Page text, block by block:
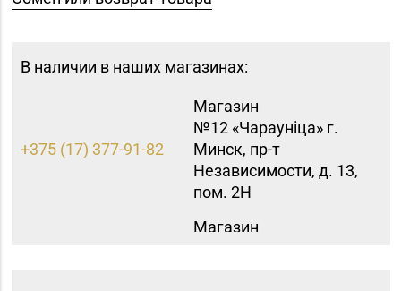
В наличии в наших магазинах:
+375 (17) 377-91-82
Магазин
№12 «Чараунiца» г.
Минск, пр-т
Независимости, д. 13,
пом. 2Н
Магазин